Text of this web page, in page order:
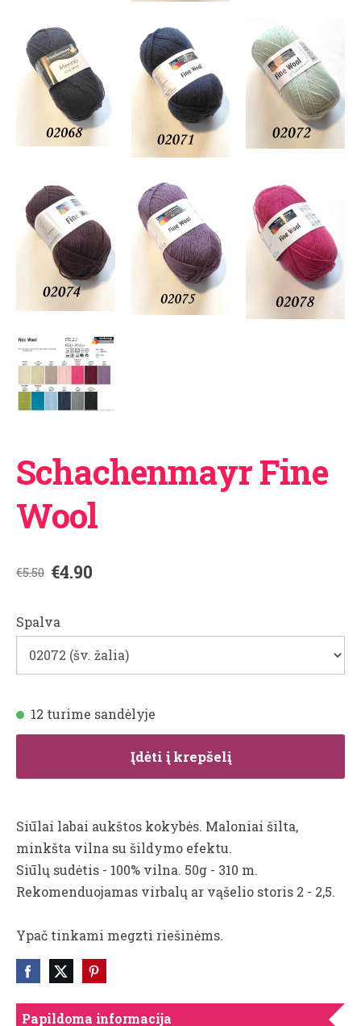
Papildoma informacija
Schachenmayr Fine
Wool
€5.50 €4.90
Spalva
12 turime sandėlyje
Įdėti į krepšelį
Siūlai labai aukštos kokybės. Maloniai šilta,
minkšta vilna su šildymo efektu.
Siūlų sudėtis - 100% vilna. 50g - 310 m.
Rekomenduojamas virbalų ar vąšelio storis 2 - 2,5.
Ypač tinkami megzti riešinėms.